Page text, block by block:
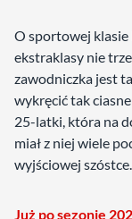
O sportowej
ekstraklasy nie
zawodniczka jest
wykręcić tak
25-latki, która na
miał z niej wiele
wyjściowej szóstce.
Już po sezonie